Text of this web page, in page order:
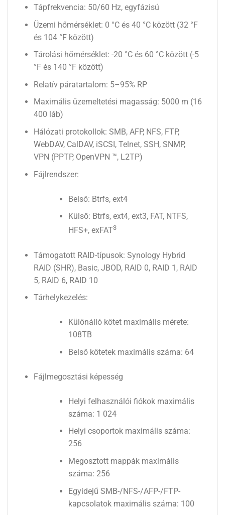
Tápfrekvencia: 50/60 Hz, egyfázisú
Üzemi hőmérséklet: 0 °C és 40 °C között (32 °F
és 104 °F között)
Tárolási hőmérséklet: -20 °C és 60 °C között (-5
°F és 140 °F között)
Relatív páratartalom: 5–95% RP
Maximális üzemeltetési magasság: 5000 m (16
400 láb)
Hálózati protokollok: SMB, AFP, NFS, FTP,
WebDAV, CalDAV, iSCSI, Telnet, SSH, SNMP,
VPN (PPTP, OpenVPN ™, L2TP)
Fájlrendszer:
Belső: Btrfs, ext4
Külső: Btrfs, ext4, ext3, FAT, NTFS,
HFS+, exFAT3
Támogatott RAID-típusok: Synology Hybrid
RAID (SHR), Basic, JBOD, RAID 0, RAID 1, RAID
5, RAID 6, RAID 10
Tárhelykezelés:
Különálló kötet maximális mérete:
108TB
Belső kötetek maximális száma: 64
Fájlmegosztási képesség
Helyi felhasználói fiókok maximális
száma: 1 024
Helyi csoportok maximális száma:
256
Megosztott mappák maximális
száma: 256
Egyidejű SMB-/NFS-/AFP-/FTP-
kapcsolatok maximális száma: 100